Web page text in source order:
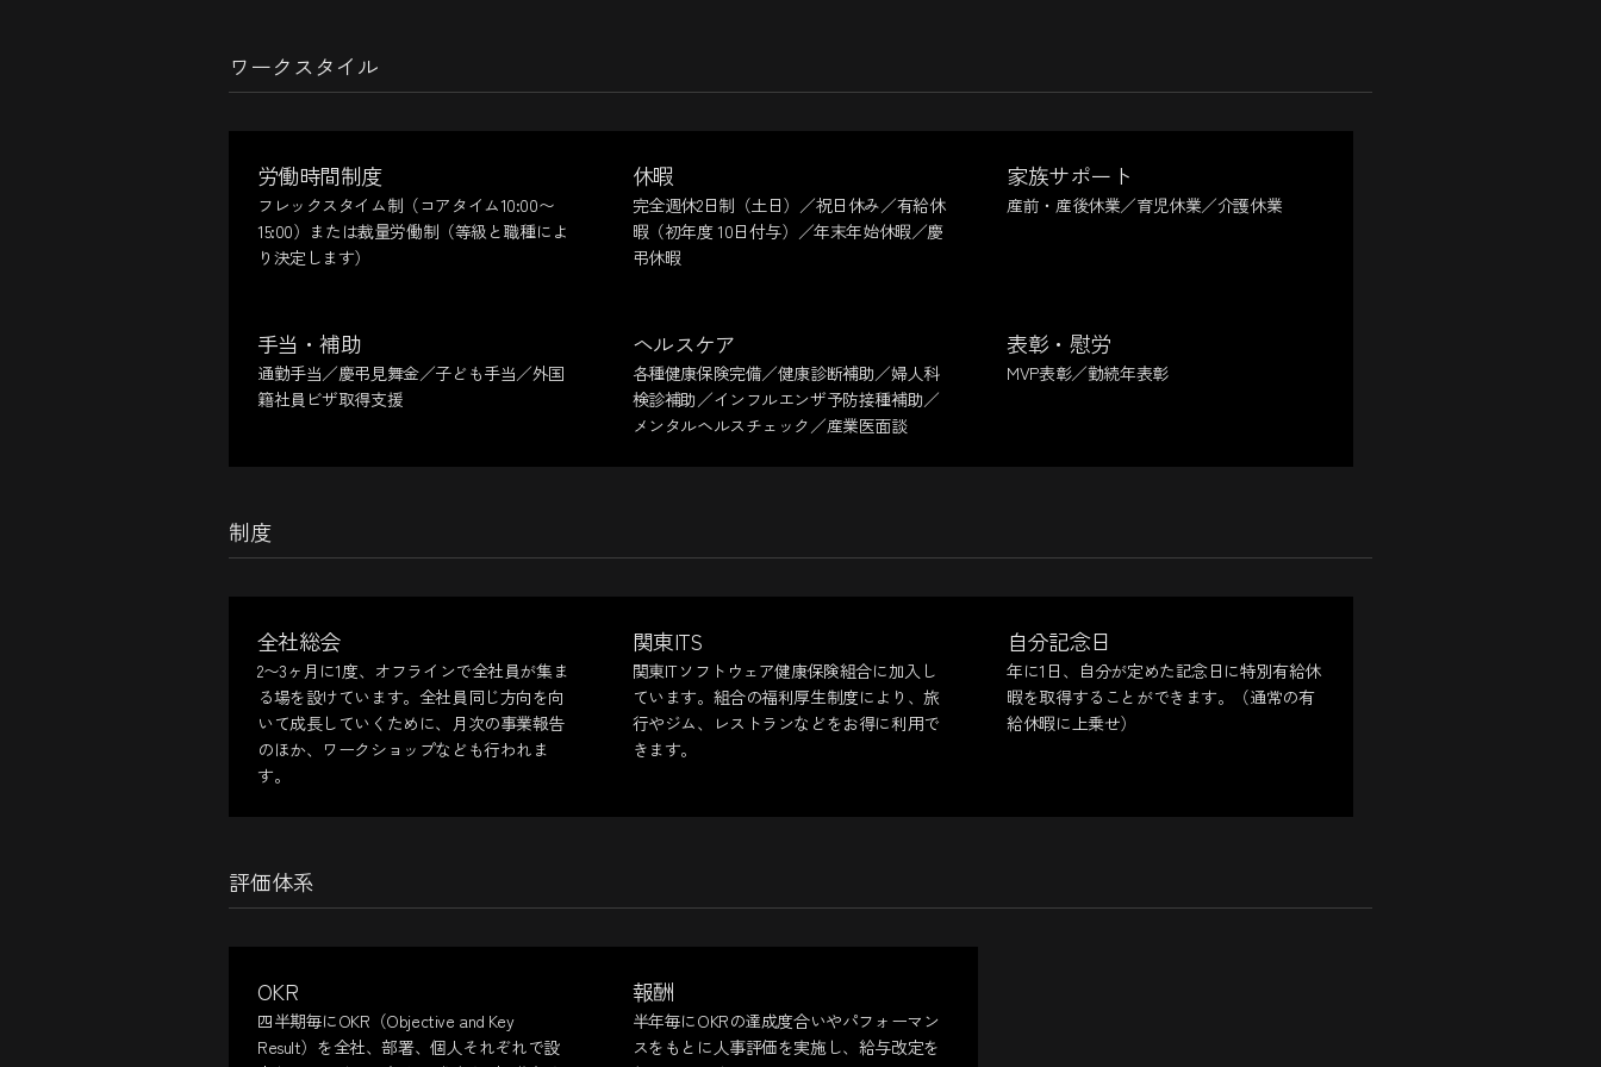
ワークスタイル
労働時間制度
フレックスタイム制（コアタイム10:00〜
15:00）または裁量労働制（等級と職種によ
り決定します）
休暇
完全週休2日制（土日）／祝日休み／有給休
暇（初年度 10日付与）／年末年始休暇／慶
弔休暇
家族サポート
産前・産後休業／育児休業／介護休業
手当・補助
通勤手当／慶弔見舞金／子ども手当／外国
籍社員ビザ取得支援
ヘルスケア
各種健康保険完備／健康診断補助／婦人科
検診補助／インフルエンザ予防接種補助／
メンタルヘルスチェック／産業医面談
表彰・慰労
MVP表彰／勤続年表彰
制度
全社総会
2〜3ヶ月に1度、オフラインで全社員が集ま
る場を設けています。全社員同じ方向を向
いて成長していくために、月次の事業報告
のほか、ワークショップなども行われま
す。
関東ITS
関東ITソフトウェア健康保険組合に加入し
ています。組合の福利厚生制度により、旅
行やジム、レストランなどをお得に利用で
きます。
自分記念日
年に1日、自分が定めた記念日に特別有給休
暇を取得することができます。（通常の有
給休暇に上乗せ）
評価体系
OKR
四半期毎にOKR（Objective and Key
Result）を全社、部署、個人それぞれで設
報酬
半年毎にOKRの達成度合いやパフォーマン
スをもとに人事評価を実施し、給与改定を